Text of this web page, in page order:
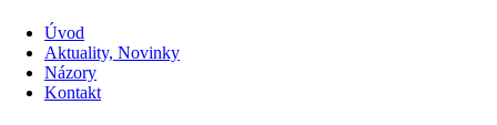
Úvod
Aktuality, Novinky
Názory
Kontakt